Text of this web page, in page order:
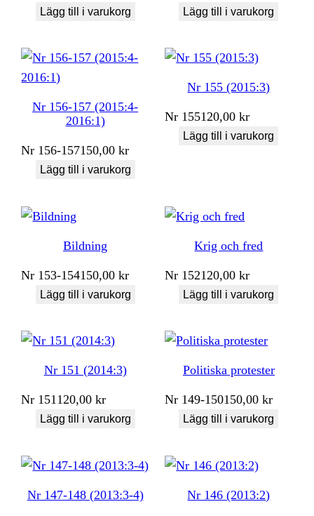
Lägg till i varukorg Lägg till i varukorg
Nr 156-157 (2015:4-
2016:1)
Nr 156-157150,00kr
Lägg till i varukorg
Nr 155 (2015:3)
Nr 155120,00kr
Lägg till i varukorg
Bildning
Nr 153-154150,00kr
Lägg till i varukorg
Krig och fred
Nr 152120,00kr
Lägg till i varukorg
Nr 151 (2014:3)
Nr 151120,00kr
Lägg till i varukorg
Politiska protester
Nr 149-150150,00kr
Lägg till i varukorg
Nr 147-148 (2013:3-4) Nr 146 (2013:2)